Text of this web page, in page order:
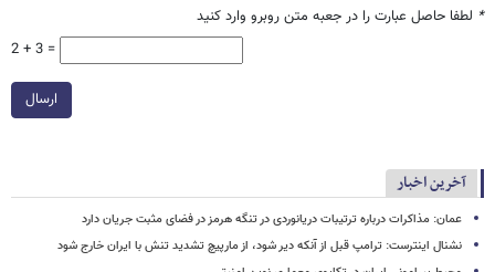
* لطفا حاصل عبارت را در جعبه متن روبرو وارد کنید
2 + 3 =
ارسال
آخرین اخبار
عمان: مذاکرات درباره ترتیبات دریانوردی در تنگه هرمز در فضای مثبت جریان دارد
نشنال اینترست: ترامپ قبل از آنکه دیر شود، از مارپیچ تشدید تنش با ایران خارج شود